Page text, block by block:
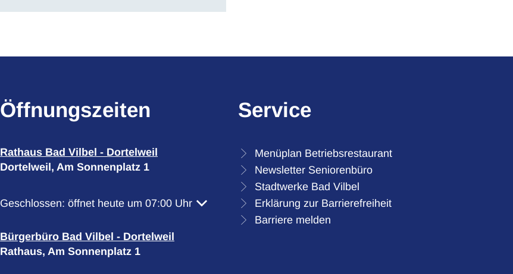
Öffnungszeiten
Rathaus Bad Vilbel - Dortelweil
Dortelweil, Am Sonnenplatz 1
Klicken, um weitere Öffnungs- oder Schließzeiten auszublenden
Geschlossen: öffnet heute um 07:00 Uhr
Bürgerbüro Bad Vilbel - Dortelweil
Rathaus, Am Sonnenplatz 1
Service
Menüplan Betriebsrestaurant
Newsletter Seniorenbüro
Stadtwerke Bad Vilbel
Erklärung zur Barrierefreiheit
Barriere melden